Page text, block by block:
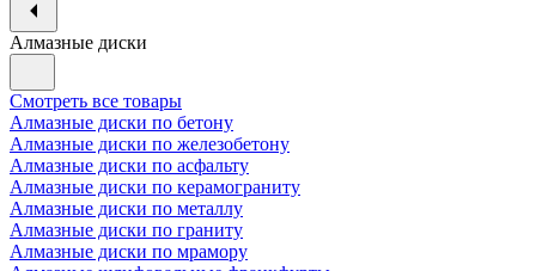
Алмазные диски
Смотреть все товары
Алмазные диски по бетону
Алмазные диски по железобетону
Алмазные диски по асфальту
Алмазные диски по керамограниту
Алмазные диски по металлу
Алмазные диски по граниту
Алмазные диски по мрамору